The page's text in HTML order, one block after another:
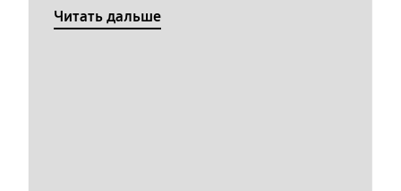
Читать дальше